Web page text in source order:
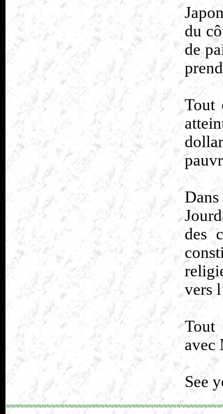
du
de
Tout
des
vers
Tout
avec
See